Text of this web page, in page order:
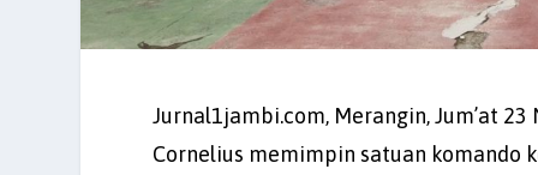
Jurnal1jambi.com, Merangin, Jum’at
Cornelius memimpin satuan komando